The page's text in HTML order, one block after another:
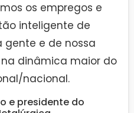
os empregos e
inteligente de
gente e de nossa
dinâmica maior do
nacional.
e presidente do